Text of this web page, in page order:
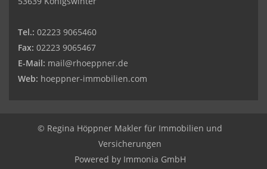
Tel.: 02223 9065460
Fax: 02223 9065467
E-Mail: mail@rhoeppner.de
Web: hoeppner-immobilien.com
© Regina Höppner Makler für Immobilien und
Versicherungen
Powered by Immonia GmbH